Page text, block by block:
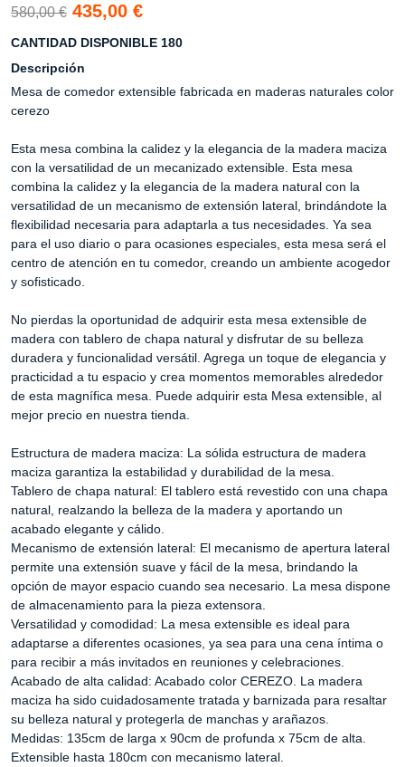
580,00 € 435,00 €
CANTIDAD DISPONIBLE 180
Descripción
Mesa de comedor extensible fabricada en maderas naturales color
cerezo
Esta mesa combina la calidez y la elegancia de la madera maciza
con la versatilidad de un mecanizado extensible. Esta mesa
combina la calidez y la elegancia de la madera natural con la
versatilidad de un mecanismo de extensión lateral, brindándote la
flexibilidad necesaria para adaptarla a tus necesidades. Ya sea
para el uso diario o para ocasiones especiales, esta mesa será el
centro de atención en tu comedor, creando un ambiente acogedor
y sofisticado.
No pierdas la oportunidad de adquirir esta mesa extensible de
madera con tablero de chapa natural y disfrutar de su belleza
duradera y funcionalidad versátil. Agrega un toque de elegancia y
practicidad a tu espacio y crea momentos memorables alrededor
de esta magnífica mesa. Puede adquirir esta Mesa extensible, al
mejor precio en nuestra tienda.
Estructura de madera maciza: La sólida estructura de madera
maciza garantiza la estabilidad y durabilidad de la mesa.
Tablero de chapa natural: El tablero está revestido con una chapa
natural, realzando la belleza de la madera y aportando un
acabado elegante y cálido.
Mecanismo de extensión lateral: El mecanismo de apertura lateral
permite una extensión suave y fácil de la mesa, brindando la
opción de mayor espacio cuando sea necesario. La mesa dispone
de almacenamiento para la pieza extensora.
Versatilidad y comodidad: La mesa extensible es ideal para
adaptarse a diferentes ocasiones, ya sea para una cena íntima o
para recibir a más invitados en reuniones y celebraciones.
Acabado de alta calidad: Acabado color CEREZO. La madera
maciza ha sido cuidadosamente tratada y barnizada para resaltar
su belleza natural y protegerla de manchas y arañazos.
Medidas: 135cm de larga x 90cm de profunda x 75cm de alta.
Extensible hasta 180cm con mecanismo lateral.